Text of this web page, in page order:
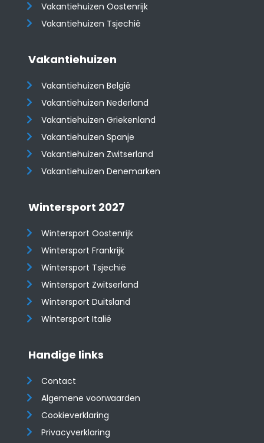
​​​​​​​Vakantiehuizen Oostenrijk
Vakantiehuizen Tsjechië
Vakantiehuizen
Vakantiehuizen België
Vakantiehuizen Nederland
Vakantiehuizen Griekenland
Vakantiehuizen Spanje
​​​​​​​Vakantiehuizen Zwitserland
Vakantiehuizen Denemarken
Wintersport 2027
Wintersport Oostenrijk
Wintersport Frankrijk
Wintersport Tsjechië
Wintersport Zwitserland
Wintersport Duitsland
Wintersport Italië
Handige links
Contact
Algemene voorwaarden
Cookieverklaring
Privacyverklaring